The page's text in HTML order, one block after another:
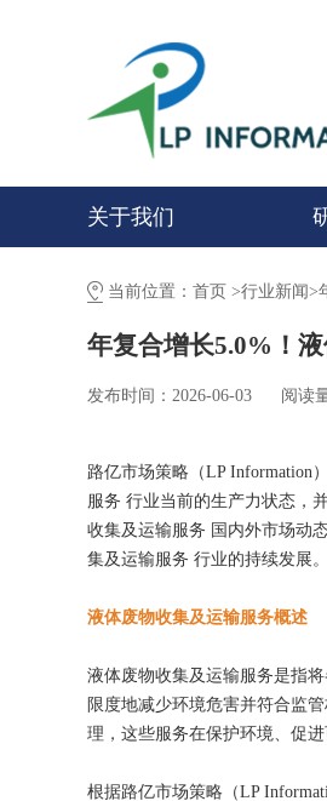
关于我们
当前位置： 首页 >行业新闻>
年复合增长5.0%！
发布时间：2026-06-03 阅读
路亿市场策略（LP Information
服务 行业当前的生产力状态，
收集及运输服务 国内外市场动
集及运输服务 行业的持续发展。
液体废物收集及运输服务概述
液体废物收集及运输服务是指
限度地减少环境危害并符合监
理，这些服务在保护环境、促
根据路亿市场策略（LP